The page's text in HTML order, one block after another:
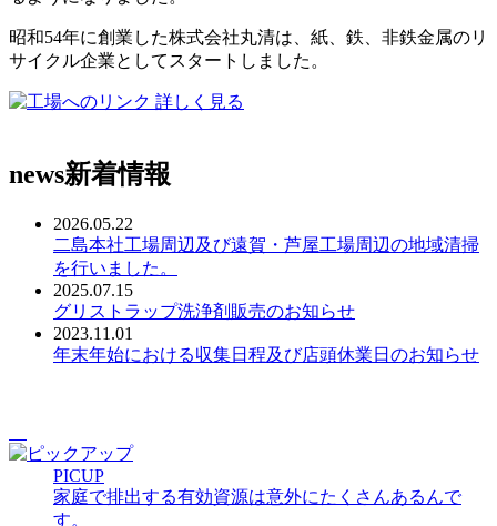
昭和54年に創業した株式会社丸清は、紙、鉄、非鉄金属のリ
サイクル企業としてスタートしました。
詳しく見る
news新着情報
2026.05.22
二島本社工場周辺及び遠賀・芦屋工場周辺の地域清掃
を行いました。
2025.07.15
グリストラップ洗浄剤販売のお知らせ
2023.11.01
年末年始における収集日程及び店頭休業日のお知らせ
PICUP
家庭で排出する有効資源は意外にたくさんあるんで
す。